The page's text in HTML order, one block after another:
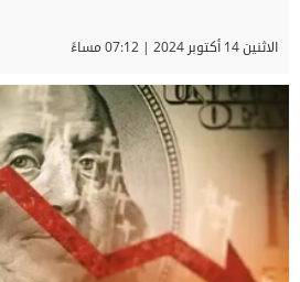
الاثنين 14 أكتوبر 2024 | 07:12 مساءً